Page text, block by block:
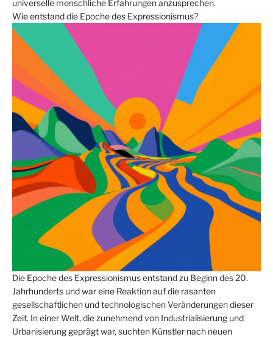
universelle menschliche Erfahrungen anzusprechen.
Wie entstand die Epoche des Expressionismus?
Die Epoche des Expressionismus entstand zu Beginn des 20.
Jahrhunderts und war eine Reaktion auf die rasanten
gesellschaftlichen und technologischen Veränderungen dieser
Zeit. In einer Welt, die zunehmend von Industrialisierung und
Urbanisierung geprägt war, suchten Künstler nach neuen